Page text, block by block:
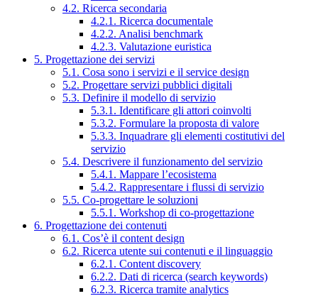
4.2. Ricerca secondaria
4.2.1. Ricerca documentale
4.2.2. Analisi benchmark
4.2.3. Valutazione euristica
5. Progettazione dei servizi
5.1. Cosa sono i servizi e il service design
5.2. Progettare servizi pubblici digitali
5.3. Definire il modello di servizio
5.3.1. Identificare gli attori coinvolti
5.3.2. Formulare la proposta di valore
5.3.3. Inquadrare gli elementi costitutivi del
servizio
5.4. Descrivere il funzionamento del servizio
5.4.1. Mappare l’ecosistema
5.4.2. Rappresentare i flussi di servizio
5.5. Co-progettare le soluzioni
5.5.1. Workshop di co-progettazione
6. Progettazione dei contenuti
6.1. Cos’è il content design
6.2. Ricerca utente sui contenuti e il linguaggio
6.2.1. Content discovery
6.2.2. Dati di ricerca (search keywords)
6.2.3. Ricerca tramite analytics